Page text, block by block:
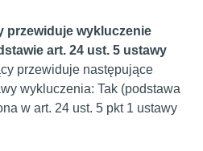
przewiduje wykluczenie
art. 24 ust. 5 ustawy
przewiduje następujące
wykluczenia: Tak (podstawa
w art. 24 ust. 5 pkt 1 ustawy